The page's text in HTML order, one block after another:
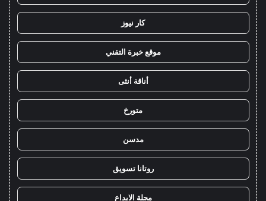
كار نيوز
موقع خبرة التقني
أناقة أنثى
متورخ
مدسن
روتانا تسويق
مجلة الابداع